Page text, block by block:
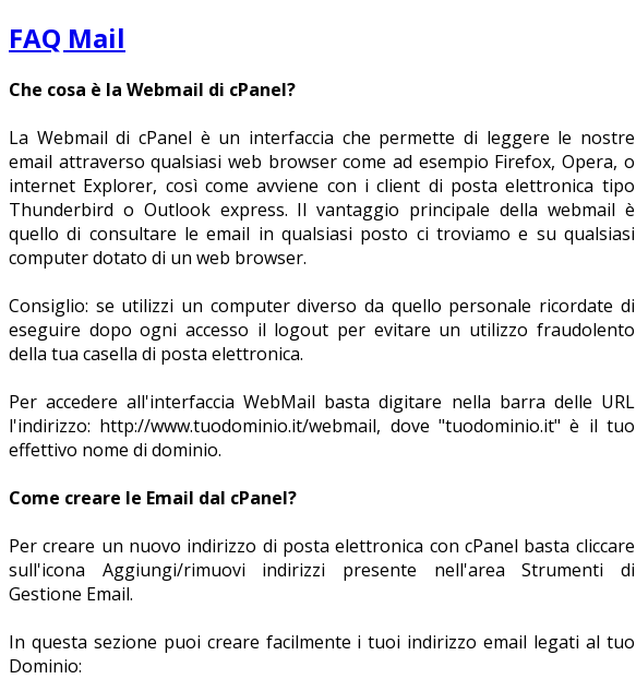
FAQ Mail
Che cosa è la Webmail di cPanel?
La Webmail di cPanel è un interfaccia che permette di leggere le nostre
email attraverso qualsiasi web browser come ad esempio Firefox, Opera, o
internet Explorer, così come avviene con i client di posta elettronica tipo
Thunderbird o Outlook express. Il vantaggio principale della webmail è
quello di consultare le email in qualsiasi posto ci troviamo e su qualsiasi
computer dotato di un web browser.
Consiglio: se utilizzi un computer diverso da quello personale ricordate di
eseguire dopo ogni accesso il logout per evitare un utilizzo fraudolento
della tua casella di posta elettronica.
Per accedere all'interfaccia WebMail basta digitare nella barra delle URL
l'indirizzo: http://www.tuodominio.it/webmail, dove "tuodominio.it" è il tuo
effettivo nome di dominio.
Come creare le Email dal cPanel?
Per creare un nuovo indirizzo di posta elettronica con cPanel basta cliccare
sull'icona Aggiungi/rimuovi indirizzi presente nell'area Strumenti di
Gestione Email.
In questa sezione puoi creare facilmente i tuoi indirizzo email legati al tuo
Dominio: